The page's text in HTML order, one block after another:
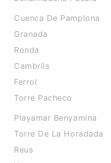
Cuenca De Pamplona
Granada
Ronda
Cambrils
Ferrol
Torre Pacheco
Playamar Benyamina
Torre De La Horadada
Reus